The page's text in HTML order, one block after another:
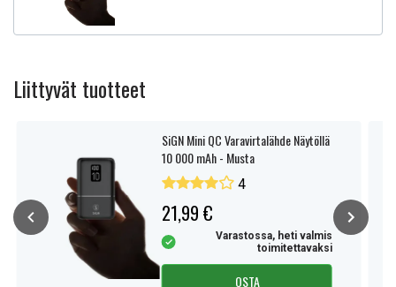
Liittyvät tuotteet
SiGN Mini QC Varavirtalähde Näytöllä
10 000 mAh - Musta
4
21,99 €
Varastossa, heti valmis
toimitettavaksi
OSTA